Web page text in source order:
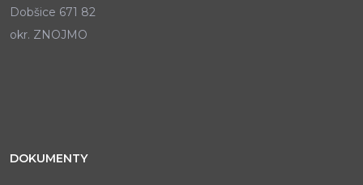
Dobšice 671 82
okr. ZNOJMO
DOKUMENTY